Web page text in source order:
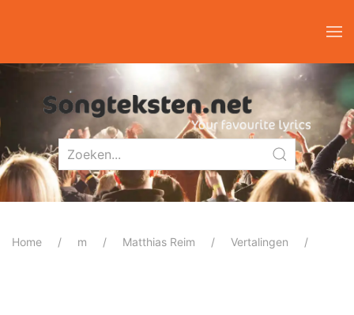
Home m Matthias Reim Vertalingen